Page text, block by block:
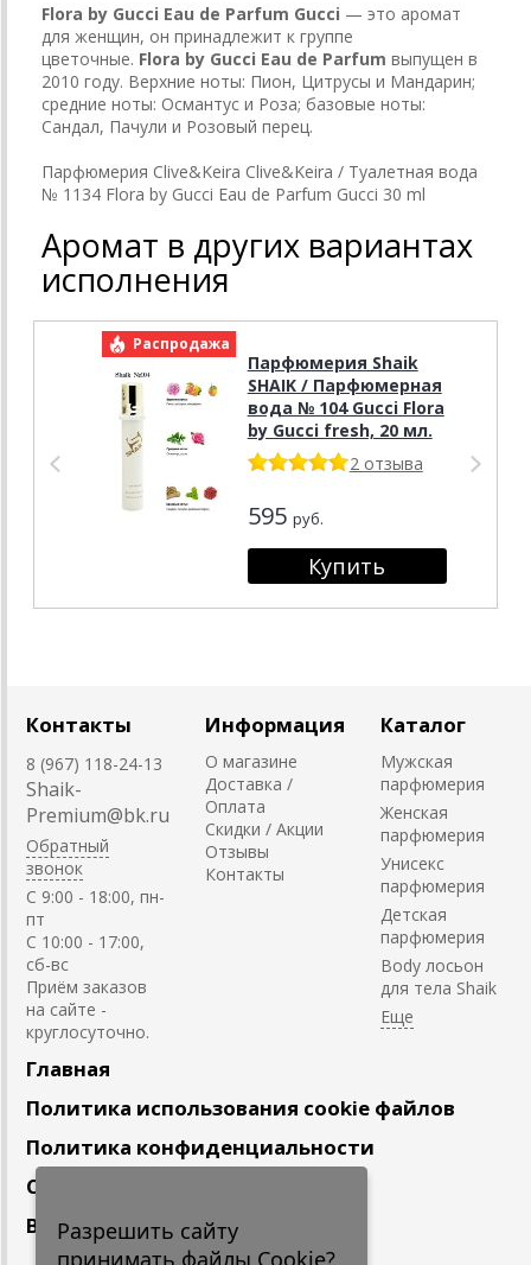
Flora by Gucci Eau de Parfum Gucci — это аромат
для женщин, он принадлежит к группе
цветочные. Flora by Gucci Eau de Parfum выпущен в
2010 году. Верхние ноты: Пион, Цитрусы и Мандарин;
средние ноты: Османтус и Роза; базовые ноты:
Сандал, Пачули и Розовый перец.
Парфюмерия Clive&Keira Clive&Keira / Туалетная вода
№ 1134 Flora by Gucci Eau de Parfum Gucci 30 ml
Аромат в других вариантах
исполнения
Распродажа
Парфюмерия Shaik
SHAIK / Парфюмерная
вода № 104 Gucci Flora
by Gucci fresh, 20 мл.
2 отзыва
595 руб.
Контакты
8 (967) 118-24-13
Shaik-
Premium@bk.ru
Обратный
звонок
C 9:00 - 18:00, пн-
пт
С 10:00 - 17:00,
сб-вс
Приём заказов
на сайте -
круглосуточно.
Информация
О магазине
Доставка /
Оплата
Скидки / Акции
Отзывы
Контакты
Каталог
Мужская
парфюмерия
Женская
парфюмерия
Унисекс
парфюмерия
Детская
парфюмерия
Body лосьон
для тела Shaik
Главная
Политика использования cookie файлов
Политика конфиденциальности
Сотрудничество
Вакансии
Разрешить сайту
принимать файлы Cookie?